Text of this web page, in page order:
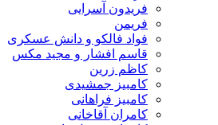
فریدون آسرایی
فریمن
فواد فالکو و دانش عسکری
قاسم افشار و مجید مکس
کاظم زرین
کامبیز جمشیدی
کامبیز فراهانی
کامران آقاخانی